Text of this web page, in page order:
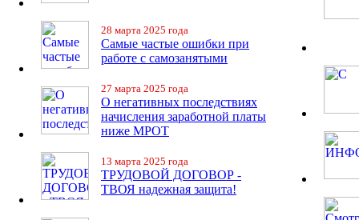
28 марта 2025 года
Самые частые ошибки при
работе с самозанятыми
27 марта 2025 года
О негативных последствиях
начисления заработной платы
ниже МРОТ
13 марта 2025 года
ТРУДОВОЙ ДОГОВОР -
ТВОЯ надежная защита!